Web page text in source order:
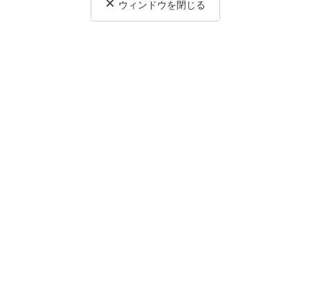
ウィンドウを閉じる